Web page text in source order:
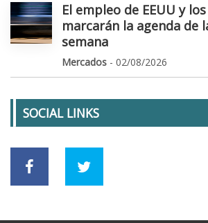
El empleo de EEUU y
marcarán la agenda de
semana
Mercados - 02/08/2026
SOCIAL LINKS